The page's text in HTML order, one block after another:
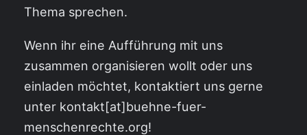
Thema sprechen.
Wenn ihr eine Aufführung mit uns
zusammen organisieren wollt oder uns
einladen möchtet, kontaktiert uns gerne
unter kontakt[at]buehne-fuer-
menschenrechte.org!